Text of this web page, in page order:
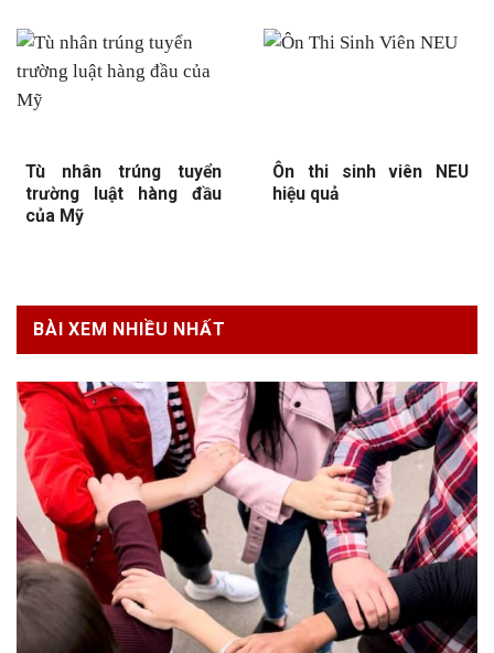
Tù nhân trúng tuyển
trường luật hàng đầu
của Mỹ
Ôn thi sinh viên NEU
hiệu quả
BÀI XEM NHIỀU NHẤT